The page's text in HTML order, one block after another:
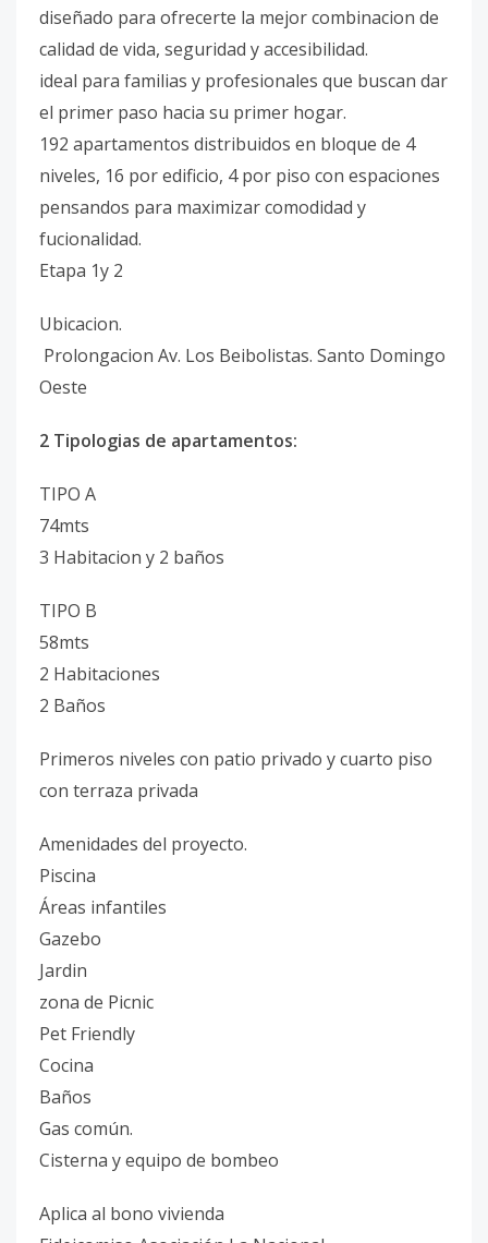
diseñado para ofrecerte la mejor combinacion de
calidad de vida, seguridad y accesibilidad.
ideal para familias y profesionales que buscan dar
el primer paso hacia su primer hogar.
192 apartamentos distribuidos en bloque de 4
niveles, 16 por edificio, 4 por piso con espaciones
pensandos para maximizar comodidad y
fucionalidad.
Etapa 1y 2
Ubicacion.
Prolongacion Av. Los Beibolistas. Santo Domingo
Oeste
2 Tipologias de apartamentos:
TIPO A
74mts
3 Habitacion y 2 baños
TIPO B
58mts
2 Habitaciones
2 Baños
Primeros niveles con patio privado y cuarto piso
con terraza privada
Amenidades del proyecto.
Piscina
Áreas infantiles
Gazebo
Jardin
zona de Picnic
Pet Friendly
Cocina
Baños
Gas común.
Cisterna y equipo de bombeo
Aplica al bono vivienda